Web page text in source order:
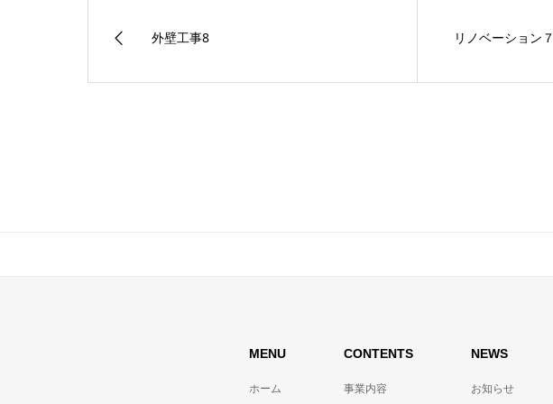
外壁工事8 リノベーション７
MENU
ホーム
CONTENTS
事業内容
NEWS
お知らせ